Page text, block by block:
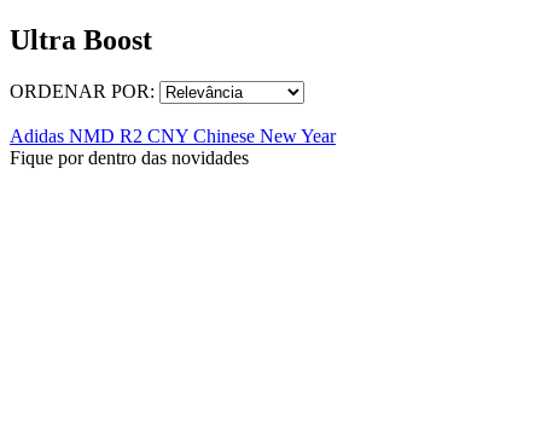
Ultra Boost
ORDENAR POR:
Adidas NMD R2 CNY Chinese New Year
Fique por dentro das novidades